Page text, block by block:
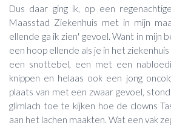
Dus daar ging ik, op een
Maasstad Ziekenhuis met in mijn
ellende ga ik zien' gevoel. Want in mijn
een hoop ellende als je in het
een snottebel, een met een
knippen en helaas ook een jong
plaats van met een zwaar gevoel,
glimlach toe te kijken hoe de clowns
aan het lachen maakten. Wat een vak